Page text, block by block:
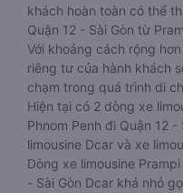
khách hoàn toàn có thể
Quận 12 - Sài Gòn từ
Với khoảng cách rộng
riêng tư của hành khách
chạm trong quá trình di
Hiện tại có 2 dòng xe
Phnom Penh đi Quận 12
limousine Dcar và xe
Dòng xe limousine
- Sài Gòn Dcar khá nhỏ